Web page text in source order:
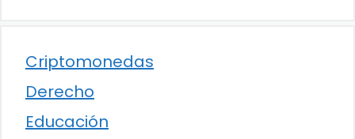
Criptomonedas
Derecho
Educación